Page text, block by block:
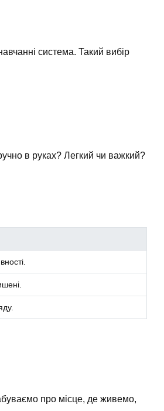
система. Такий вибір
в руках? Легкий чи важкий?
про місце, де живемо,